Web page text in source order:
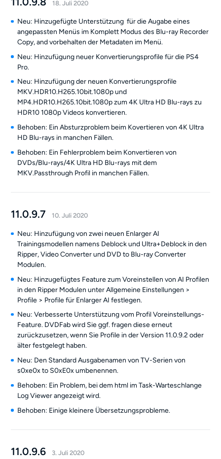
18. Juli 2020
Neu: Hinzugefügte Unterstützung für die Augabe eines
angepassten Menüs im Komplett Modus des Blu-ray Recorder
Copy, and vorbehalten der Metadaten im Menü.
Neu: Hinzufügung neuer Konvertierungsprofile für die PS4
Pro.
Neu: Hinzufügung der neuen Konvertierungsprofile
MKV.HDR10.H265.10bit.1080p und
MP4.HDR10.H265.10bit.1080p zum 4K Ultra HD Blu-rays zu
HDR10 1080p Videos konvertieren.
Behoben: Ein Absturzproblem beim Kovertieren von 4K Ultra
HD Blu-rays in manchen Fällen.
Behoben: Ein Fehlerproblem beim Konvertieren von
DVDs/Blu-rays/4K Ultra HD Blu-rays mit dem
MKV.Passthrough Profil in manchen Fällen.
11.0.9.7 10. Juli 2020
Neu: Hinzufügung von zwei neuen Enlarger AI
Trainingsmodellen namens Deblock und Ultra+Deblock in den
Ripper, Video Converter und DVD to Blu-ray Converter
Modulen.
Neu: Hinzugefügtes Feature zum Voreinstellen von AI Profilen
in den Ripper Modulen unter Allgemeine Einstellungen >
Profile > Profile für Enlarger AI festlegen.
Neu: Verbesserte Unterstützung vom Profil Voreinstellungs-
Feature. DVDFab wird Sie ggf. fragen diese erneut
zurückzusetzen, wenn Sie Profile in der Version 11.0.9.2 oder
älter festgelegt haben.
Neu: Den Standard Ausgabenamen von TV-Serien von
s0xe0x to S0xE0x umbenennen.
Behoben: Ein Problem, bei dem html im Task-Warteschlange
Log Viewer angezeigt wird.
Behoben: Einige kleinere Übersetzungsprobleme.
11.0.9.6 3. Juli 2020